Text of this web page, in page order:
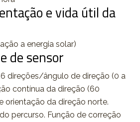
e vida útil da
a energia solar)
de sensor
direções/ângulo de direção (0 a
contínua da direção (60
orientação da direção norte.
percurso. Função de correção